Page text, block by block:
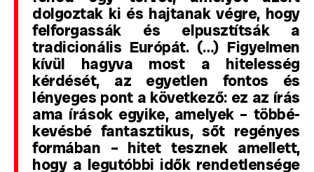
dolgoztak ki és hajtanak végre, hogy
felforgassák és elpusztítsák a
tradicionális Európát. (…) Figyelmen
kívül hagyva most a hitelesség
kérdését, az egyetlen fontos és
lényeges pont a következő: ez az írás
ama írások egyike, amelyek – többé-
kevésbé fantasztikus, sőt regényes
formában – hitet tesznek amellett,
hogy a legutóbbi idők rendetlensége